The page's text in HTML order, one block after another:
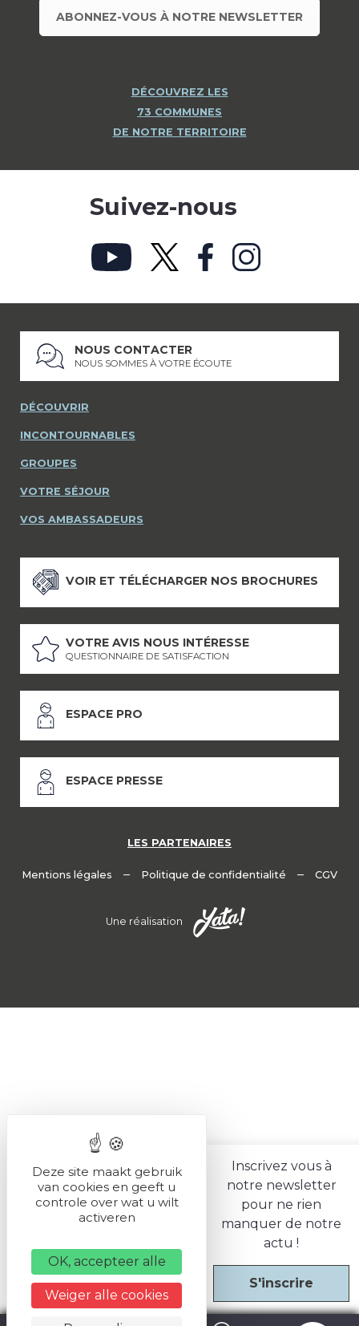
Inscrivez vous à
notre newsletter
pour ne rien
manquer de notre
actu !
S'inscrire
ABONNEZ-VOUS À NOTRE NEWSLETTER
DÉCOUVREZ LES
73 COMMUNES
DE NOTRE TERRITOIRE
Suivez-nous
NOUS CONTACTER
NOUS SOMMES À VOTRE ÉCOUTE
DÉCOUVRIR
INCONTOURNABLES
GROUPES
VOTRE SÉJOUR
VOS AMBASSADEURS
VOIR ET TÉLÉCHARGER NOS BROCHURES
VOTRE AVIS NOUS INTÉRESSE
QUESTIONNAIRE DE SATISFACTION
ESPACE PRO
ESPACE PRESSE
LES PARTENAIRES
Mentions légales – Politique de confidentialité – CGV
Une réalisation
Deze site maakt gebruik
van cookies en geeft u
controle over wat u wilt
activeren
OK, accepteer alle
Weiger alle cookies